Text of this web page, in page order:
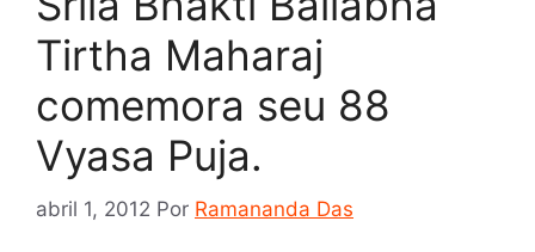
Tirtha Maharaj
comemora seu 88
Vyasa Puja.
abril 1, 2012 Por Ramananda Das